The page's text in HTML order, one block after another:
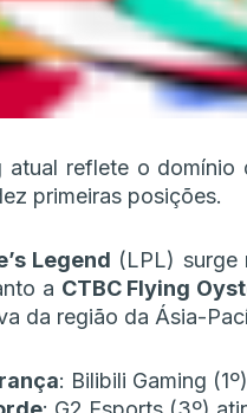
atual reflete o domínio
primeiras posições.
Legend (LPL) surge
a CTBC Flying
da região da Ásia-
: Bilibili Gaming